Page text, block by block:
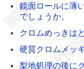
鏡面ロールに薄
でしょうか。
クロムめっきは
硬質クロムメッ
梨地処理の後に